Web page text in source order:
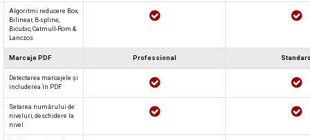
Algoritmi reducere Box,
Bilinear, B-spline,
Bicubic, Catmull-Rom &
Lanczos
Marcaje PDF Professional
Detectarea marcajele și
includerea în PDF
Setarea numărului de
niveluri, deschidere la
nivel